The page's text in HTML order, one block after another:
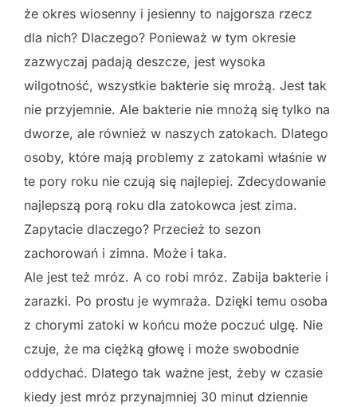
że okres wiosenny i jesienny to najgorsza rzecz
dla nich? Dlaczego? Ponieważ w tym okresie
zazwyczaj padają deszcze, jest wysoka
wilgotność, wszystkie bakterie się mrożą. Jest tak
nie przyjemnie. Ale bakterie nie mnożą się tylko na
dworze, ale również w naszych zatokach. Dlatego
osoby, które mają problemy z zatokami właśnie w
te pory roku nie czują się najlepiej. Zdecydowanie
najlepszą porą roku dla zatokowca jest zima.
Zapytacie dlaczego? Przecież to sezon
zachorowań i zimna. Może i taka.
Ale jest też mróz. A co robi mróz. Zabija bakterie i
zarazki. Po prostu je wymraża. Dzięki temu osoba
z chorymi zatoki w końcu może poczuć ulgę. Nie
czuje, że ma ciężką głowę i może swobodnie
oddychać. Dlatego tak ważne jest, żeby w czasie
kiedy jest mróz przynajmniej 30 minut dziennie